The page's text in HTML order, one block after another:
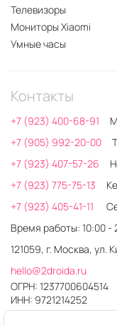
Телевизоры
Мониторы Xiaomi
Умные часы
Контакты
+7 (923) 400-68-91
+7 (905) 992-20-00
+7 (923) 407-57-26
+7 (923) 775-75-13
+7 (923) 405-41-11
Время работы: 10:00 -
121059, г. Москва, ул.
hello@2droida.ru
ОГРН: 1237700604514
ИНН: 9721214252